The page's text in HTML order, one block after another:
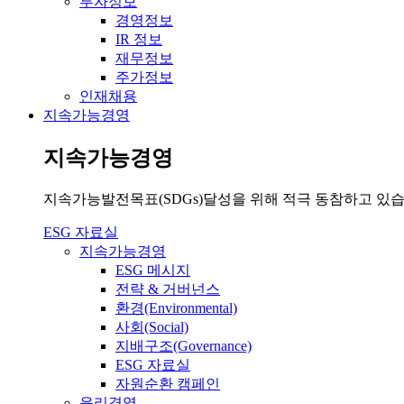
경영정보
IR 정보
재무정보
주가정보
인재채용
지속가능경영
지속가능경영
지속가능발전목표(SDGs)달성을 위해 적극 동참하고 있
ESG 자료실
지속가능경영
ESG 메시지
전략 & 거버넌스
환경(Environmental)
사회(Social)
지배구조(Governance)
ESG 자료실
자원순환 캠페인